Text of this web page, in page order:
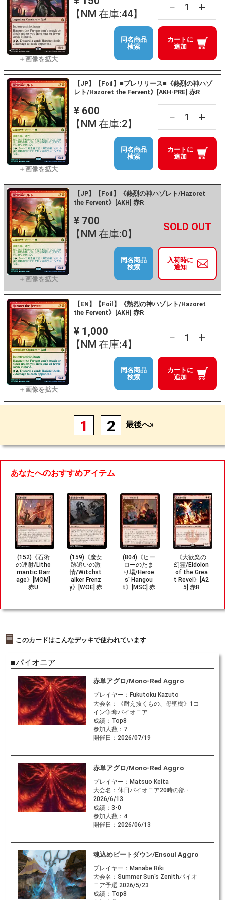
【NM 在庫:44】
－ +
カートに
追加
同名商品
検索
【JP】【Foil】■プレリリース■《熱烈の神ハゾ
レト/Hazoret the Fervent》[AKH-PRE] 赤R
¥ 600
【NM 在庫:2】
－ +
カートに
追加
同名商品
検索
【JP】【Foil】《熱烈の神ハゾレト/Hazoret
the Fervent》[AKH] 赤R
¥ 700
【NM 在庫:0】
－ +
入荷時に
通知
同名商品
検索
【EN】【Foil】《熱烈の神ハゾレト/Hazoret
the Fervent》[AKH] 赤R
¥ 1,000
【NM 在庫:4】
－ +
カートに
追加
同名商品
検索
1 2 最後へ»
あなたへのおすすめアイテム
(152)《石術
の連射/Litho
mantic Barr
age》[MOM]
赤U
(159)《魔女
跡追いの激
情/Witchst
alker Frenz
y》[WOE] 赤
(804)《ヒー
ローのたま
り場/Heroe
s' Hangou
t》[MSC] 赤
《大歓楽の
幻霊/Eidolon
of the Grea
t Revel》[A2
5] 赤R
このカードはこんなデッキで使われています
■パイオニア
赤単アグロ/Mono-Red Aggro
プレイヤー： Fukutoku Kazuto
大会名：
《耐え抜くもの、母聖樹》1コ
イン争奪パイオニア
成績： Top8
参加人数： 7
開催日： 2026/07/19
赤単アグロ/Mono-Red Aggro
プレイヤー： Matsuo Keita
大会名： 休日パイオニア20時の部 -
2026/6/13
成績： 3-0
参加人数： 4
開催日： 2026/06/13
魂込めビートダウン/Ensoul Aggro
プレイヤー： Manabe Riki
大会名： Summer Sun's Zenithパイオ
ニア予選 2026/5/23
成績： Top8